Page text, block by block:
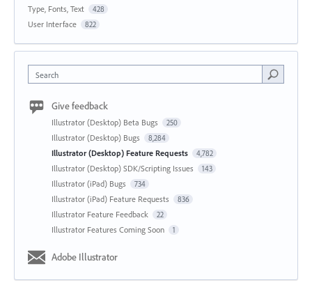
Type, Fonts, Text 428
User Interface 822
Search
Give feedback
Illustrator (Desktop) Beta Bugs 250
Illustrator (Desktop) Bugs 8,284
Illustrator (Desktop) Feature Requests 4,782
Illustrator (Desktop) SDK/Scripting Issues 143
Illustrator (iPad) Bugs 734
Illustrator (iPad) Feature Requests 836
Illustrator Feature Feedback 22
Illustrator Features Coming Soon 1
Adobe Illustrator